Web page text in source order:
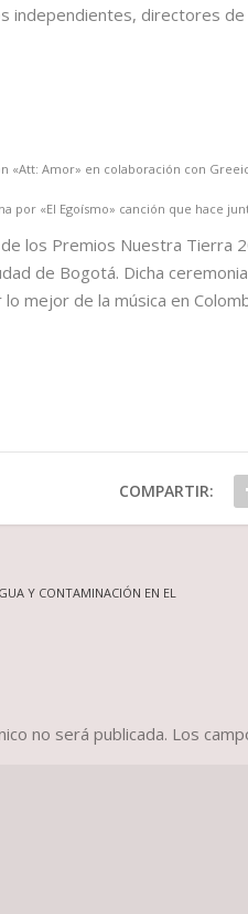
independientes, directores
«Att: Amor» en colaboración con
por «El Egoísmo» canción que hace
los Premios Nuestra Tierra
de Bogotá. Dicha
mejor de la música en
COMPARTIR:
Y CONTAMINACIÓN EN EL
no será publicada. Los